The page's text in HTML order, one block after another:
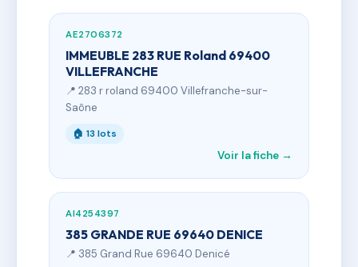
AE2706372
IMMEUBLE 283 RUE Roland 69400
VILLEFRANCHE
📍 283 r roland 69400 Villefranche-sur-
Saône
🏠 13 lots
Voir la fiche →
AI4254397
385 GRANDE RUE 69640 DENICE
📍 385 Grand Rue 69640 Denicé